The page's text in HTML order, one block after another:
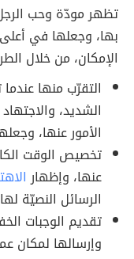
تظهر مودّة وحب
بها، وجعلها في أعلى
الإمكان، من خلال
التقرّب منها
الشديد،
الأمور عنها،
تخصيص الوقت
عنها، وإظهار
الرسائل النصيّة
تقديم الوجبات
وإرسالها لمكان